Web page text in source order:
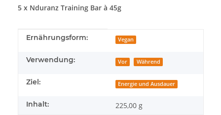
5 x Nduranz Training Bar à 45g
Produkteigenschaft
Wert
Ernährungsform: Vegan
Verwendung: Vor Während
Ziel: Energie und Ausdauer
Inhalt: 225,00 g